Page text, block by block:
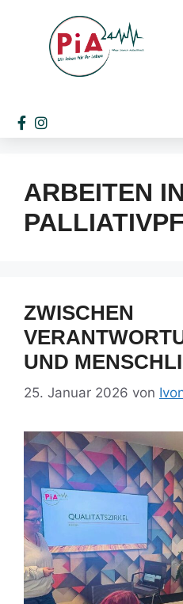
ARBEITEN
ZWISCHEN
UND
25. Januar 2026 von